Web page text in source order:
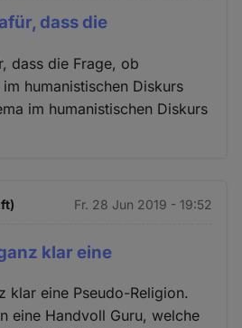
dass die
dass die Frage, ob
humanistischen Diskurs
im humanistischen Diskurs
Fr. 28 Jun 2019 - 19:52
klar eine
klar eine Pseudo-Religion.
eine Handvoll Guru, welche